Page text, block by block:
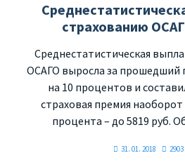
страхованию
Среднестатистическая
ОСАГО выросла за прошедший
на 10 процентов и
страховая премия
процента – до 5819 руб.
31. 01. 2018 2903